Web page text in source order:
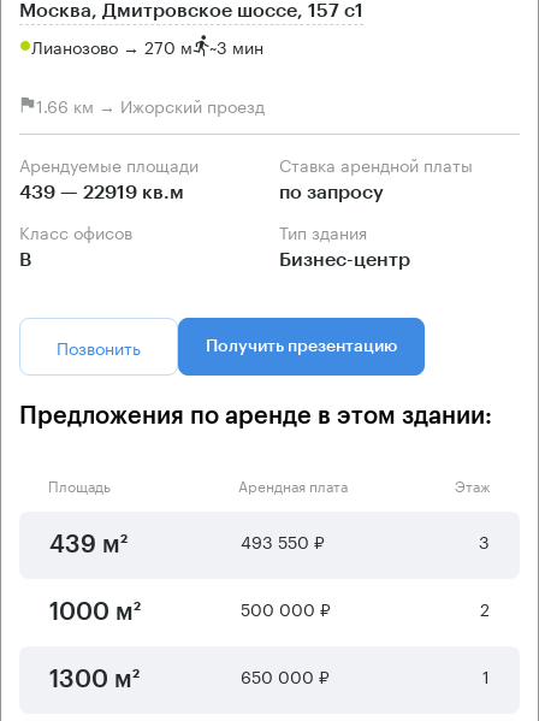
Москва, Дмитровское шоссе, 157 с1
Лианозово → 270 м ~3 мин
1.66 км → Ижорский проезд
Арендуемые площади
439 — 22919 кв.м
Ставка арендной платы
по запросу
Класс офисов
B
Тип здания
Бизнес-центр
Позвонить Получить презентацию
Предложения по аренде в этом здании:
Площадь Арендная плата Этаж
439 м² 493 550 ₽ 3
1000 м² 500 000 ₽ 2
1300 м² 650 000 ₽ 1